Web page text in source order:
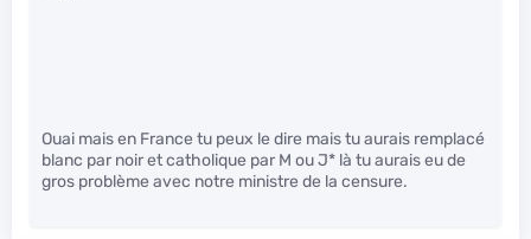
Ouai mais en France tu peux le dire mais tu aurais remplacé
blanc par noir et catholique par M ou J* là tu aurais eu de
gros problème avec notre ministre de la censure.